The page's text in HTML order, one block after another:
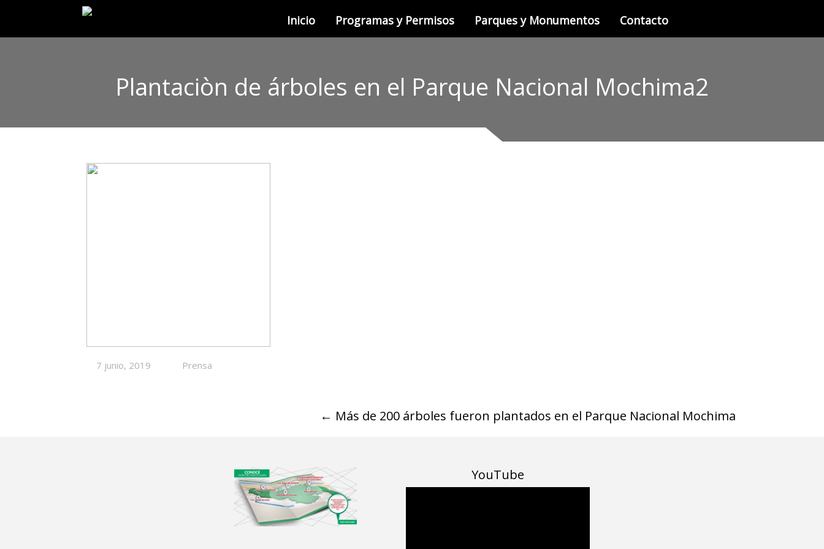
Inicio Programas y Permisos Parques y Monumentos Contacto
Plantaciòn de árboles en el Parque Nacional Mochima2
7 junio, 2019 Prensa
← Más de 200 árboles fueron plantados en el Parque Nacional Mochima
YouTube